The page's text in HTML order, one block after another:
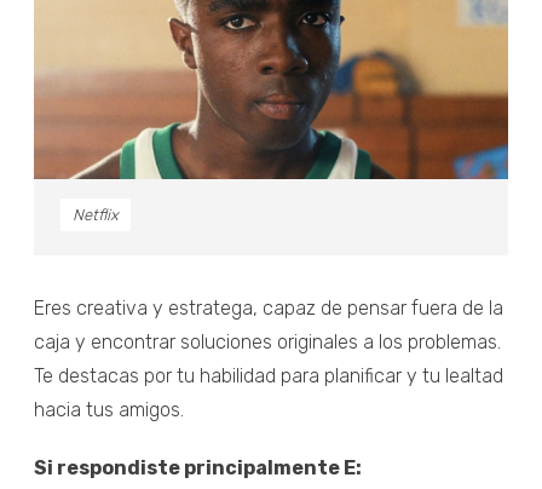
Netflix
Eres creativa y estratega, capaz de pensar fuera de la
caja y encontrar soluciones originales a los problemas.
Te destacas por tu habilidad para planificar y tu lealtad
hacia tus amigos.
Si respondiste principalmente E: